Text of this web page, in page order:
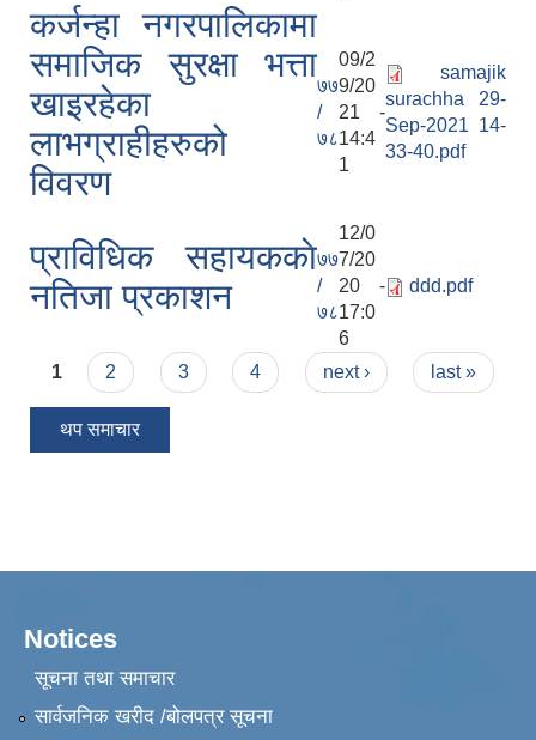
कर्जन्हा नगरपालिकामा
समाजिक सुरक्षा भत्ता
खाइरहेका
लाभग्राहीहरुको
विवरण
७७
/
७८
09/2
9/20
21 -
14:4
1
samajik
surachha 29-
Sep-2021 14-
33-40.pdf
प्राविधिक सहायककाे
नतिजा प्रकाशन
७७
/
७८
12/0
7/20
20 -
17:0
6
ddd.pdf
Pages
1 2 3 4 next › last »
थप समाचार
Notices
सूचना तथा समाचार
सार्वजनिक खरीद /बोलपत्र सूचना